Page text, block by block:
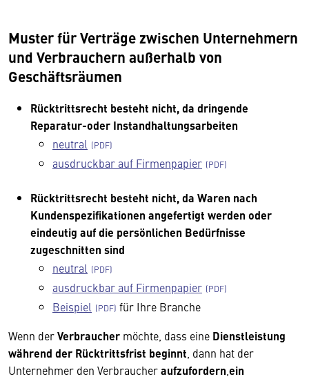
Muster für Verträge zwischen Unternehmern
und Verbrauchern außerhalb von
Geschäftsräumen
Rücktrittsrecht besteht nicht, da dringende
Reparatur-oder Instandhaltungsarbeiten
neutral
ausdruckbar auf Firmenpapier
Rücktrittsrecht besteht nicht, da Waren nach
Kundenspezifikationen angefertigt werden oder
eindeutig auf die persönlichen Bedürfnisse
zugeschnitten sind
neutral
ausdruckbar auf Firmenpapier
Beispiel
für Ihre Branche
Wenn derVerbraucher möchte, dass eine Dienstleistung
während der Rücktrittsfrist beginnt , dann hat der
Unternehmer den Verbraucheraufzufordern ein